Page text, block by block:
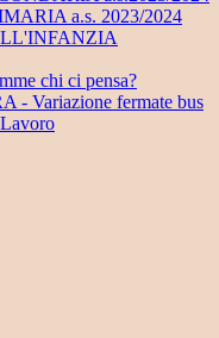
a.s. 2023/2024
chi ci pensa?
- Variazione fermate bus